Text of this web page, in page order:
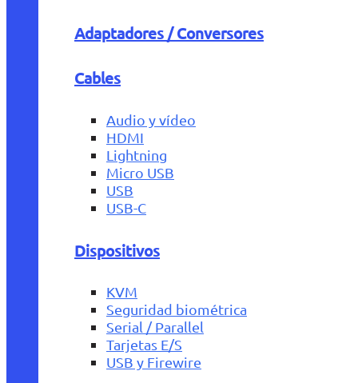
Adaptadores / Conversores
Cables
Audio y vídeo
HDMI
Lightning
Micro USB
USB
USB-C
Dispositivos
KVM
Seguridad biométrica
Serial / Parallel
Tarjetas E/S
USB y Firewire